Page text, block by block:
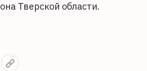
Тверской области.